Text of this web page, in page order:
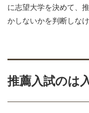
に志望大学を決めて、
かしないかを判断しな
推薦入試のは